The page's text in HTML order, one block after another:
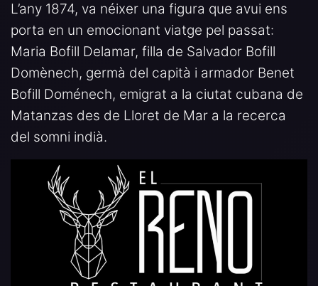
L’any 1874, va néixer una figura que avui ens
porta en un emocionant viatge pel passat:
Maria Bofill Delamar, filla de Salvador Bofill
Domènech, germà del capità i armador Benet
Bofill Doménech, emigrat a la ciutat cubana de
Matanzas des de Lloret de Mar a la recerca
del somni indià.